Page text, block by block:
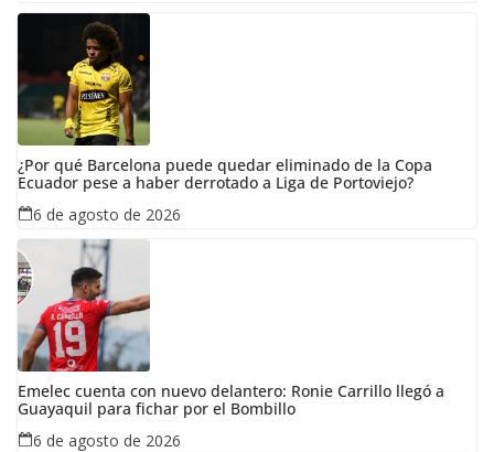
¿Por qué Barcelona puede quedar eliminado de la Copa
Ecuador pese a haber derrotado a Liga de Portoviejo?
6 de agosto de 2026
Emelec cuenta con nuevo delantero: Ronie Carrillo llegó a
Guayaquil para fichar por el Bombillo
6 de agosto de 2026